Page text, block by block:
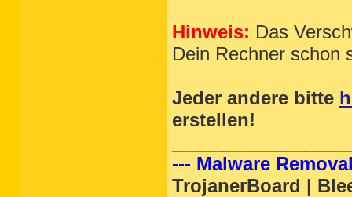
Hinweis: Das
Dein Rechner schon
Jeder andere bitte
erstellen!
--- Malware
TrojanerBoard |